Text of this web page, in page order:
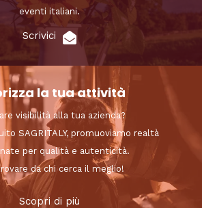
eventi italiani.
Scrivici
la tua attività
visibilità alla tua azienda?
SAGRITALY, promuoviamo realtà
per qualità e autenticità.
da chi cerca il meglio!
Scopri di più